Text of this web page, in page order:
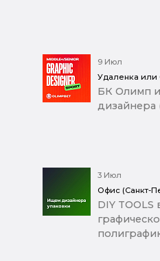
9 Июл
Удаленка или
БК Олимп
дизайнера
3 Июл
Офис (Санкт-
DIY TOOLS